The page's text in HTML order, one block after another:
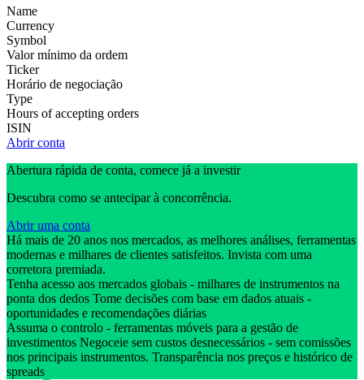
Name
Currency
Symbol
Valor mínimo da ordem
Ticker
Horário de negociação
Type
Hours of accepting orders
ISIN
Abrir conta
Abertura rápida de conta, comece já a investir
Descubra como se antecipar à concorrência.
Abrir uma conta
Há mais de 20 anos nos mercados, as melhores análises, ferramentas
modernas e milhares de clientes satisfeitos. Invista com uma
corretora premiada.
Tenha acesso aos mercados globais - milhares de instrumentos na
ponta dos dedos Tome decisões com base em dados atuais -
oportunidades e recomendações diárias
Assuma o controlo - ferramentas móveis para a gestão de
investimentos Negoceie sem custos desnecessários - sem comissões
nos principais instrumentos. Transparência nos preços e histórico de
spreads